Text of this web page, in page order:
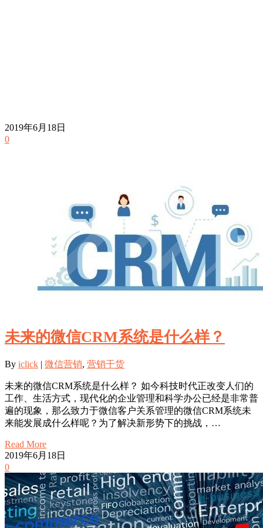
2019年6月18日
0
未来的微信CRM系统是什么样？
By iclick | 微信营销, 营销干货
未来的微信CRM系统是什么样？ 如今科技时代正改变人们的
工作、生活方式，现代化的企业管理和科学办公已经是非常普
遍的现象，那么致力于微信客户关系管理的微信CRM系统未
来能发展成什么样呢？为了解决新形势下的挑战，…
Read More
2019年6月18日
0